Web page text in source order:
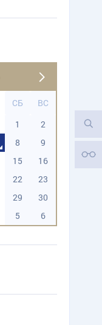
СБ
ВС
1
2
8
9
15
16
22
23
29
30
5 6